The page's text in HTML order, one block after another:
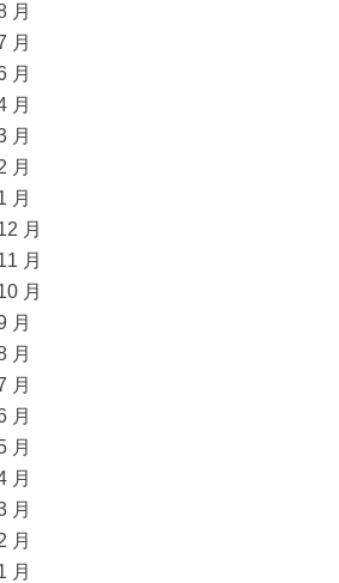
月
月
月
月
月
月
月
月
月
月
月
月
月
月
月
月
月
月
月